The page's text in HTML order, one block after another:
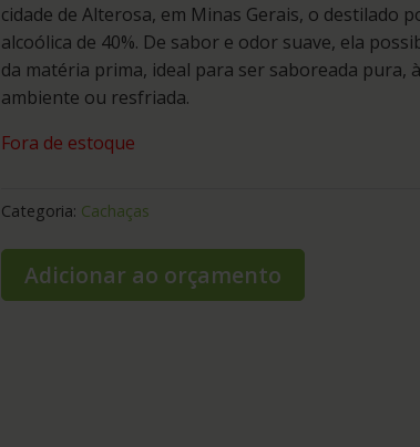
cidade de Alterosa, em Minas Gerais, o destilado
alcoólica de 40%. De sabor e odor suave, ela
da matéria prima, ideal para ser saboreada pura,
ambiente ou resfriada.
Fora de estoque
Categoria: Cachaças
Adicionar ao orçamento